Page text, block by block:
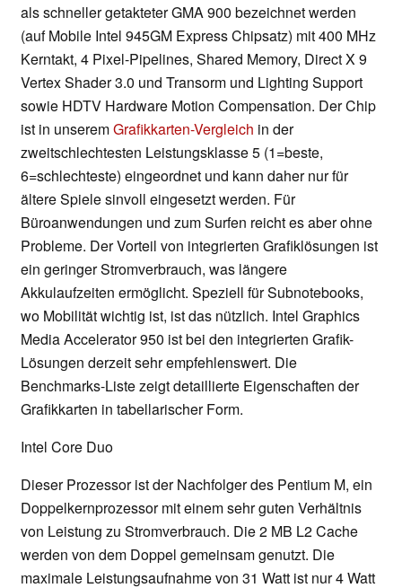
als schneller getakteter GMA 900 bezeichnet werden
(auf Mobile Intel 945GM Express Chipsatz) mit 400 MHz
Kerntakt, 4 Pixel-Pipelines, Shared Memory, Direct X 9
Vertex Shader 3.0 und Transorm und Lighting Support
sowie HDTV Hardware Motion Compensation. Der Chip
ist in unseremGrafikkarten-Vergleich in der
zweitschlechtesten Leistungsklasse 5 (1=beste,
6=schlechteste) eingeordnet und kann daher nur für
ältere Spiele sinvoll eingesetzt werden. Für
Büroanwendungen und zum Surfen reicht es aber ohne
Probleme. Der Vorteil von integrierten Grafiklösungen ist
ein geringer Stromverbrauch, was längere
Akkulaufzeiten ermöglicht. Speziell für Subnotebooks,
wo Mobilität wichtig ist, ist das nützlich. Intel Graphics
Media Accelerator 950 ist bei den integrierten Grafik-
Lösungen derzeit sehr empfehlenswert. Die
Benchmarks-Liste zeigt detaillierte Eigenschaften der
Grafikkarten in tabellarischer Form.
Intel Core Duo
Dieser Prozessor ist der Nachfolger des Pentium M, ein
Doppelkernprozessor mit einem sehr guten Verhältnis
von Leistung zu Stromverbrauch. Die 2 MB L2 Cache
werden von dem Doppel gemeinsam genutzt. Die
maximale Leistungsaufnahme von 31 Watt ist nur 4 Watt